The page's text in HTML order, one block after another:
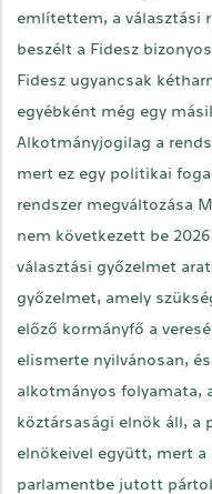
említettem, a választási
beszélt a Fidesz
Fidesz ugyancsak
egyébként még egy
Alkotmányjogilag a
mert ez egy politikai
rendszer megváltozása
nem következett be
választási győzelmet
győzelmet, amely
előző kormányfő a
elismerte nyilvánosan,
alkotmányos folyamata,
köztársasági elnök áll, a
elnökeivel együtt, mert a
parlamentbe jutott